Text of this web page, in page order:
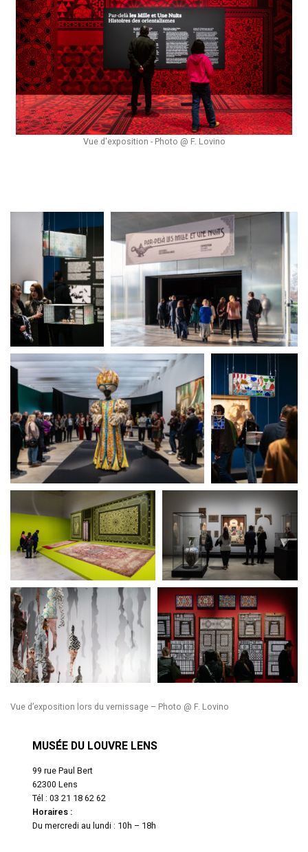
Vue d'exposition - Photo @ F. Lovino
Vue d’exposition lors du vernissage – Photo @ F. Lovino
MUSÉE DU LOUVRE LENS
99 rue Paul Bert
62300 Lens
Tél : 03 21 18 62 62
Horaires :
Du mercredi au lundi : 10h – 18h